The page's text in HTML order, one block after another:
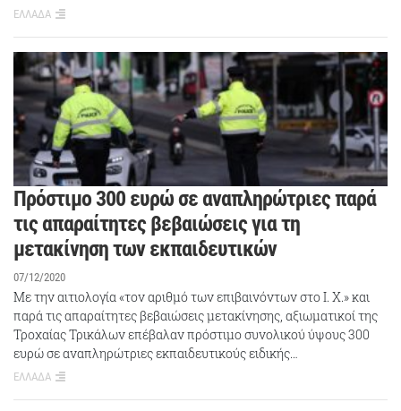
ΕΛΛΑΔΑ
Πρόστιμο 300 ευρώ σε αναπληρώτριες παρά
τις απαραίτητες βεβαιώσεις για τη
μετακίνηση των εκπαιδευτικών
07/12/2020
Με την αιτιολογία «τον αριθμό των επιβαινόντων στο Ι. Χ.» και
παρά τις απαραίτητες βεβαιώσεις μετακίνησης, αξιωματικοί της
Τροχαίας Τρικάλων επέβαλαν πρόστιμο συνολικού ύψους 300
ευρώ σε αναπληρώτριες εκπαιδευτικούς ειδικής…
ΕΛΛΑΔΑ